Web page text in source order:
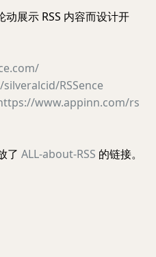
展示 RSS 内容而设计开
RSSence
www.appinn.com/rs
了 ALL-about-RSS 的链接。